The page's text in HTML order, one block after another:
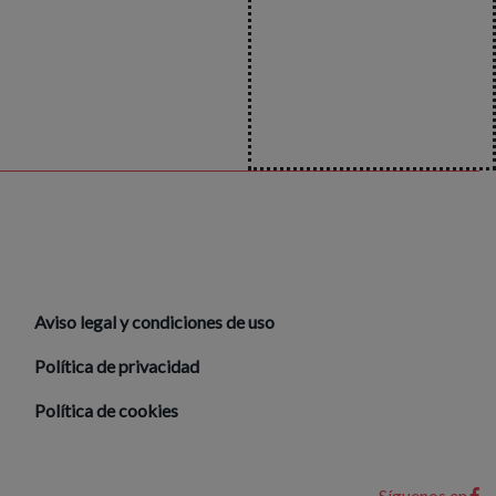
Aviso legal y condiciones de uso
Política de privacidad
Política de cookies